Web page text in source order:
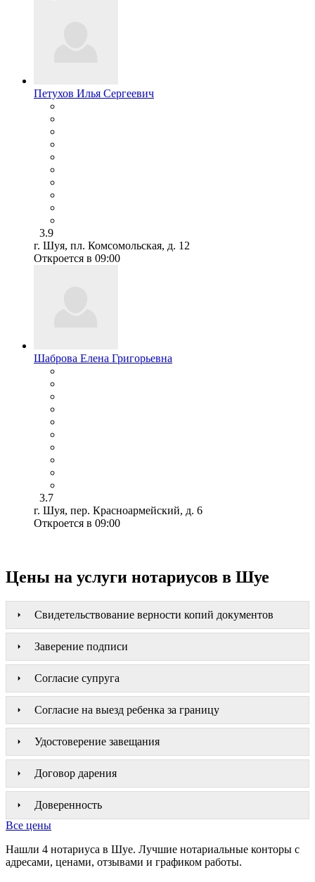
Петухов Илья Сергеевич
3.9
г. Шуя, пл. Комсомольская, д. 12
Откроется в 09:00
Шаброва Елена Григорьевна
3.7
г. Шуя, пер. Красноармейский, д. 6
Откроется в 09:00
Цены на услуги нотариусов в Шуе
Свидетельствование верности копий документов
Заверение подписи
Согласие супруга
Согласие на выезд ребенка за границу
Удостоверение завещания
Договор дарения
Доверенность
Все цены
Нашли 4 нотариуса в Шуе. Лучшие нотариальные конторы с
адресами, ценами, отзывами и графиком работы.